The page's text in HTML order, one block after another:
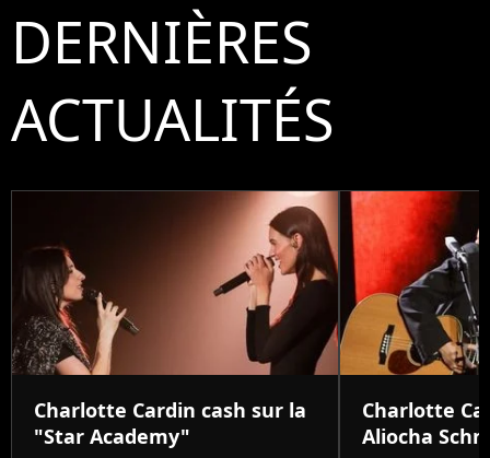
DERNIÈRES
ACTUALITÉS
Charlotte Cardin cash sur la
"Star Academy"
Charlotte
Aliocha